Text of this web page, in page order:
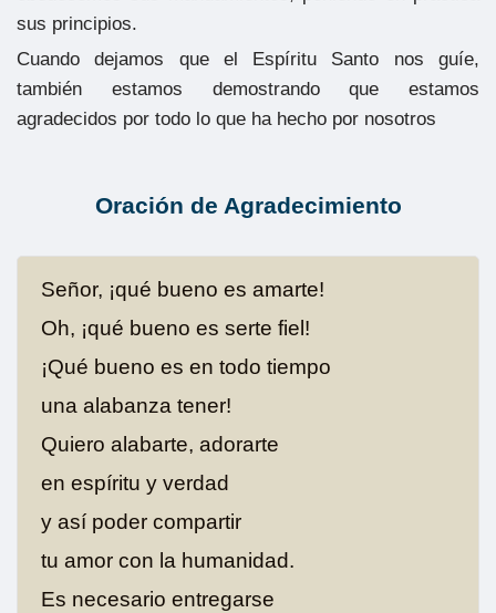
sus principios.
Cuando dejamos que el Espíritu Santo nos guíe,
también estamos demostrando que estamos
agradecidos por todo lo que ha hecho por nosotros
Oración de Agradecimiento
Señor, ¡qué bueno es amarte!
Oh, ¡qué bueno es serte fiel!
¡Qué bueno es en todo tiempo
una alabanza tener!
Quiero alabarte, adorarte
en espíritu y verdad
y así poder compartir
tu amor con la humanidad.
Es necesario entregarse